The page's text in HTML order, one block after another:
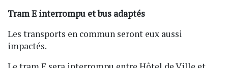
Tram E interrompu et bus adaptés
Les transports en commun seront eux aussi
impactés.